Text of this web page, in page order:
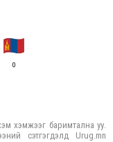
0
хэмжээг баримтална уу.
сэтгэгдэлд Urug.mn